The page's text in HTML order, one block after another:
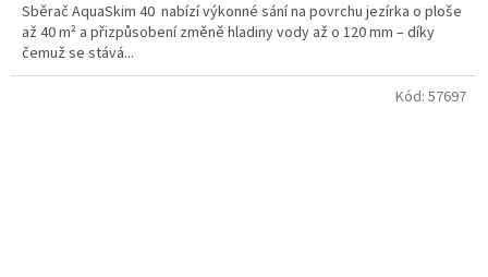
Sběrač AquaSkim 40 nabízí výkonné sání na povrchu jezírka o ploše
až 40 m² a přizpůsobení změně hladiny vody až o 120 mm – díky
čemuž se stává...
Kód: 57697